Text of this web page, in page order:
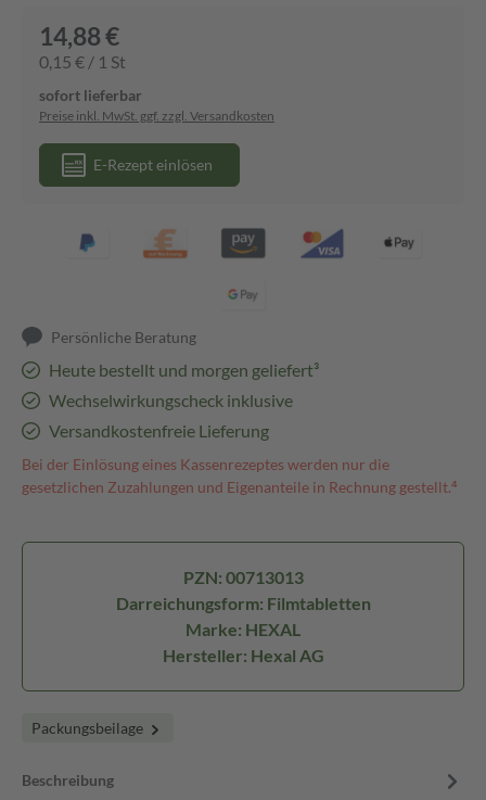
14,88 €
0,15 € / 1 St
sofort lieferbar
Preise inkl. MwSt. ggf. zzgl. Versandkosten
E-Rezept einlösen
Persönliche Beratung
Heute bestellt und morgen geliefert³
Wechselwirkungscheck inklusive
Versandkostenfreie Lieferung
Bei der Einlösung eines Kassenrezeptes werden nur die
gesetzlichen Zuzahlungen und Eigenanteile in Rechnung gestellt.⁴
PZN: 00713013
Darreichungsform: Filmtabletten
Marke: HEXAL
Hersteller: Hexal AG
Packungsbeilage
Beschreibung